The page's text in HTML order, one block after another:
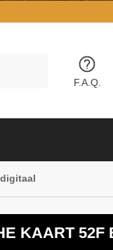
F.A.Q.
KAART 52F